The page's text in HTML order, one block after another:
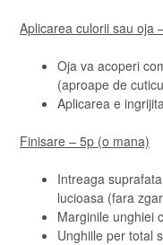
Aplicarea culorii sau oja
Oja va acoperi
(aproape de
Aplicarea e
Finisare – 5p (o mana)
Intreaga
lucioasa (fara
Marginile unghiei
Unghiile per total